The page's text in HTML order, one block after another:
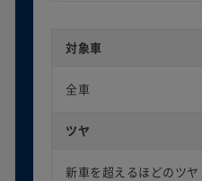
対象車
全車
ツヤ
新車を超えるほどのツヤ